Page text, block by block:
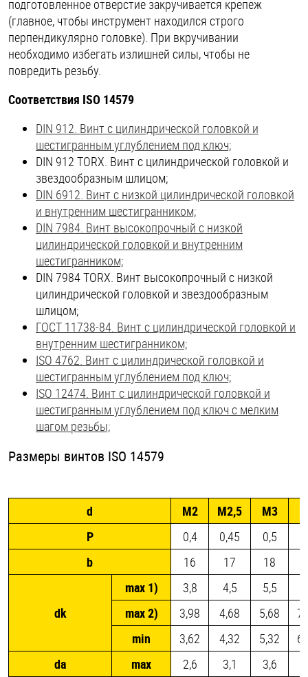
подготовленное отверстие закручивается крепеж
(главное, чтобы инструмент находился строго
перпендикулярно головке). При вкручивании
необходимо избегать излишней силы, чтобы не
повредить резьбу.
Соответствия ISO 14579
DIN 912. Винт с цилиндрической головкой и
шестигранным углублением под ключ;
DIN 912 TORX. Винт с цилиндрической головкой и
звездообразным шлицом;
DIN 6912. Винт с низкой цилиндрической головкой
и внутренним шестигранником;
DIN 7984. Винт высокопрочный с низкой
цилиндрической головкой и внутренним
шестигранником;
DIN 7984 TORX. Винт высокопрочный с низкой
цилиндрической головкой и звездообразным
шлицом;
ГОСТ 11738-84. Винт с цилиндрической головкой и
внутренним шестигранником;
ISO 4762. Винт с цилиндрической головкой и
шестигранным углублением под ключ;
ISO 12474. Винт с цилиндрической головкой и
шестигранным углублением под ключ с мелким
шагом резьбы;
Размеры винтов ISO 14579
d M2 M2,5 M3
P
0,4 0,45 0,5
b
16 17 18
dk
max 1) 3,8 4,5 5,5
max 2)
3,98 4,68 5,68
min
3,62 4,32 5,32
da
max 2,6 3,1 3,6